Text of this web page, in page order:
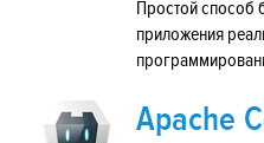
Простой способ
приложения
Apache